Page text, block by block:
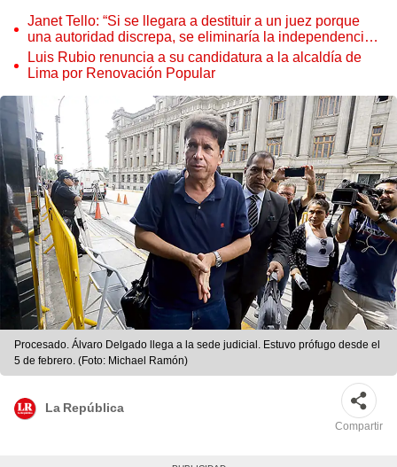
Janet Tello: “Si se llegara a destituir a un juez porque
una autoridad discrepa, se eliminaría la independencia
judicial”
Luis Rubio renuncia a su candidatura a la alcaldía de
Lima por Renovación Popular
Procesado. Álvaro Delgado llega a la sede judicial. Estuvo prófugo desde el
5 de febrero. (Foto: Michael Ramón)
La República
Compartir